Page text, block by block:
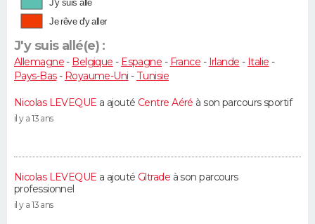
J'y suis allé
Je rêve d'y aller
J'y suis allé(e) :
Allemagne- Belgique - Espagne - France - Irlande - Italie -
Pays-Bas- Royaume-Uni - Tunisie
Nicolas LEVEQUE a ajouté Centre Aéré à son parcours sportif
il y a 13 ans
Nicolas LEVEQUE a ajouté Gltrade à son parcours
professionnel
il y a 13 ans